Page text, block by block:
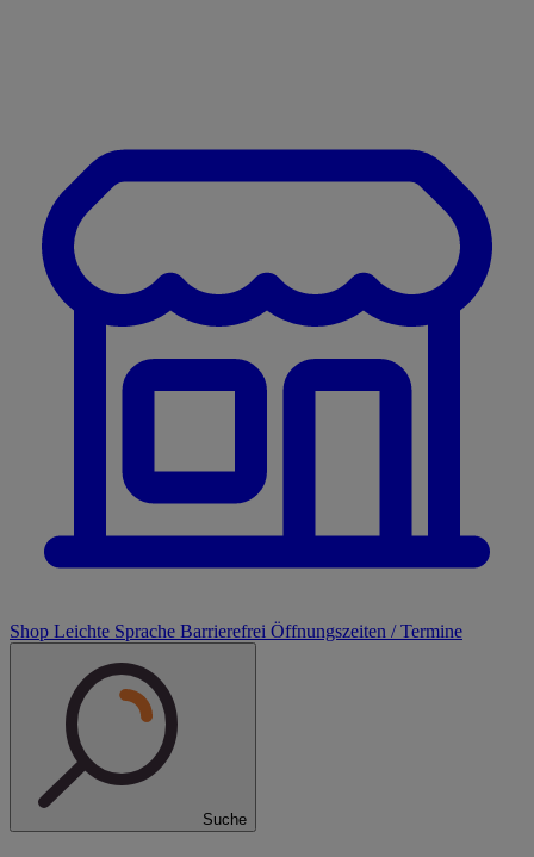
Shop Leichte Sprache Barrierefrei Öffnungszeiten / Termine
Suche